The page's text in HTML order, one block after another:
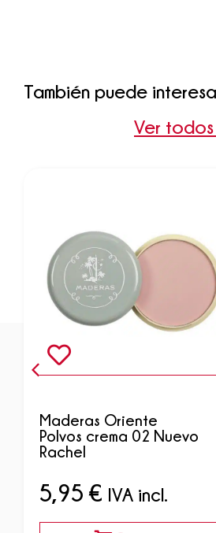
También puede
Ver
Maderas Oriente
Polvos crema 02 Nuevo
Rachel
5,95€ IVA incl.